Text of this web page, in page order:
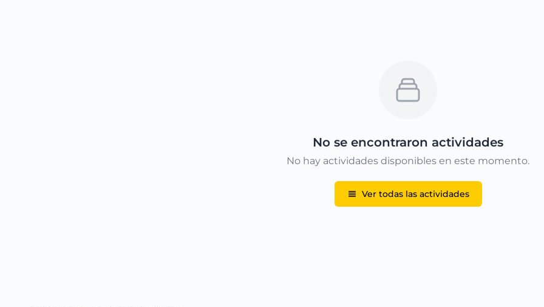
No se encontraron actividades
No hay actividades disponibles en este momento.
Ver todas las actividades